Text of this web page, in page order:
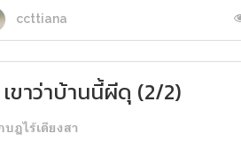
ccttiana
เขาว่าบ้านนี้ผีดุ (2/2)
บฏไร้เดียงสา